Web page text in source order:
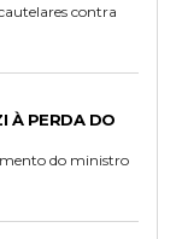
contra
À PERDA DO
do ministro